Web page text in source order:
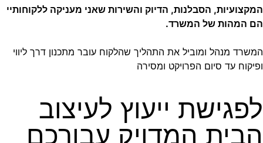
המקצועיות, הסבלנות, הדיוק והשירות שאני מעניקה ללקוחותיי
הם המהות של המשרד.
המשרד מנהל ומוביל את התהליך שהלקוח עובר מתכנון דרך ליווי
ופיקוח עד סיום הפרויקט ומסירה
לפגישת ייעוץ לעיצוב
הבית המדויק עבורכם